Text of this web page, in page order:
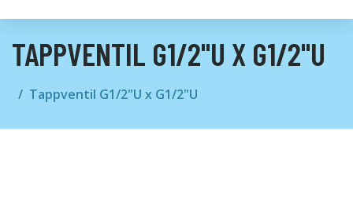
TAPPVENTIL G1/2"U X G1/2"U
Tappventil G1/2"U x G1/2"U